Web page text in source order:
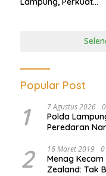
Popular Post
1 7 Agustus 2026
Polda
Peredaran
2 16 Maret 2019
Menag
Zealand: Tak